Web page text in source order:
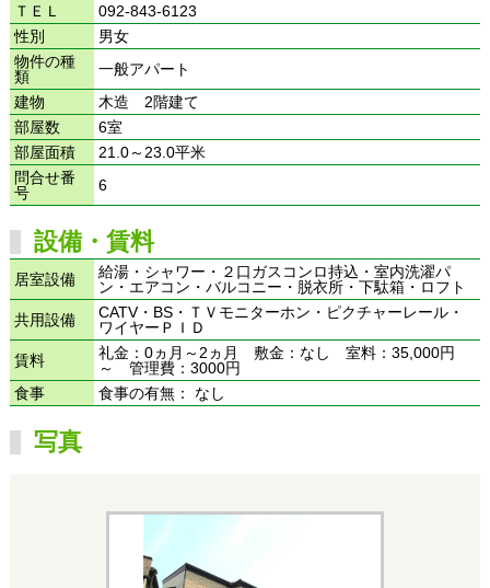
ＴＥＬ
092-843-6123
性別
男女
物件の種
類
一般アパート
建物
木造 2階建て
部屋数
6室
部屋面積
21.0～23.0平米
問合せ番
号
6
設備・賃料
居室設備
給湯・シャワー・２口ガスコンロ持込・室内洗濯パ
ン・エアコン・バルコニー・脱衣所・下駄箱・ロフト
共用設備
CATV・BS・ＴＶモニターホン・ピクチャーレール・
ワイヤーＰＩＤ
賃料
礼金：0ヵ月～2ヵ月 敷金：なし 室料：35,000円
～ 管理費：3000円
食事
食事の有無： なし
写真